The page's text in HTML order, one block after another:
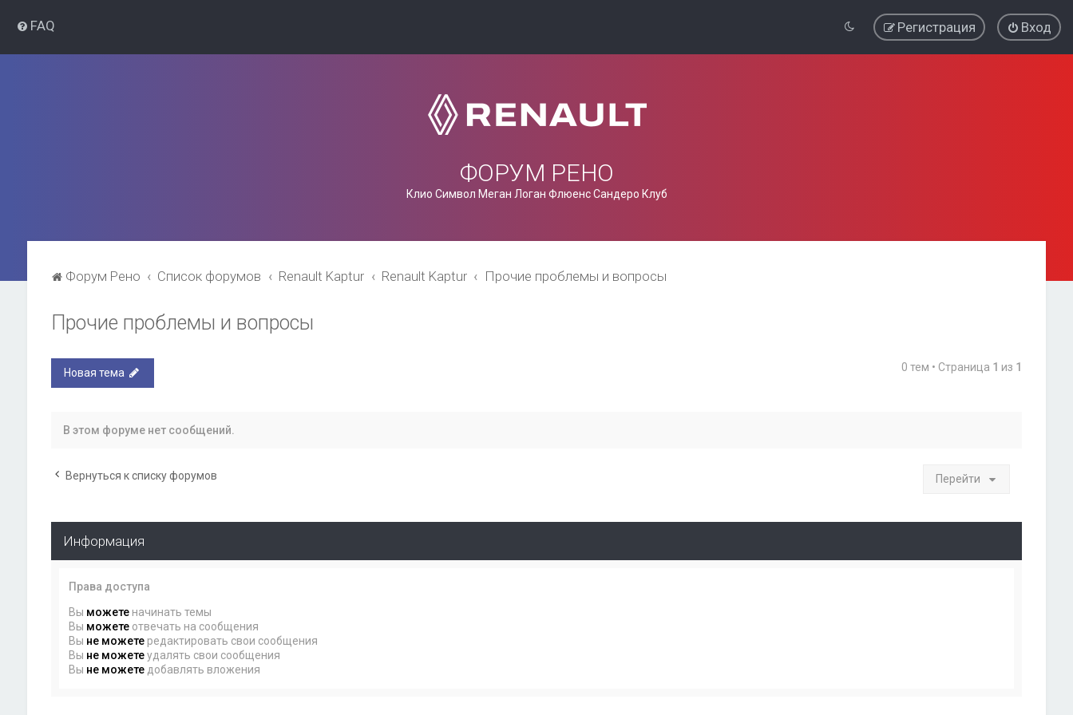
FAQ Вход
Регистрация
ФОРУМ РЕНО
Клио Символ Меган Логан Флюенс Сандеро Клуб
Форум Рено Список форумов Renault Kaptur Renault Kaptur Прочие проблемы и вопросы
Прочие проблемы и вопросы
Новая тема 0 тем • Страница 1 из 1
В этом форуме нет сообщений.
Вернуться к списку форумов Перейти
Информация
Права доступа
Вы можетеначинать темы
Вы можетеотвечать на сообщения
Вы не можетередактировать свои сообщения
Вы не можетеудалять свои сообщения
Вы не можетедобавлять вложения